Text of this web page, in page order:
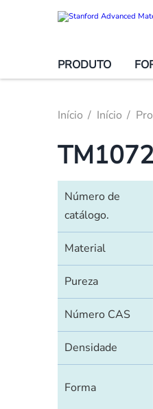
PRODUTO
Início Início
Número de
catálogo.
Material
Pureza
Número CAS
Densidade
Forma